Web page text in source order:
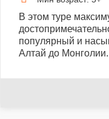
В этом туре
популярный и
Алтай до